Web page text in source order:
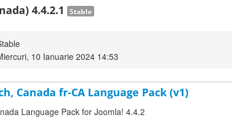
4.4.2.1 Stable
10 Ianuarie 2024 14:53
Canada fr-CA Language Pack (v1)
Language Pack for Joomla! 4.4.2